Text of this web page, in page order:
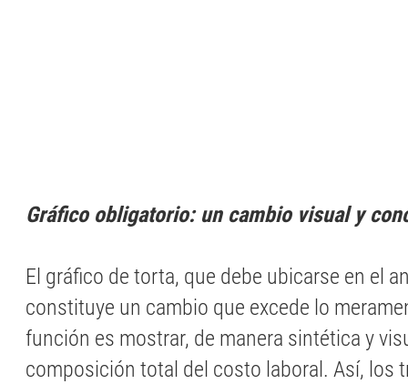
Gráfico obligatorio: un cambio visual y
El gráfico de torta, que debe ubicarse en el
constituye un cambio que excede lo
función es mostrar, de manera sintética y
composición total del costo laboral. Así, los